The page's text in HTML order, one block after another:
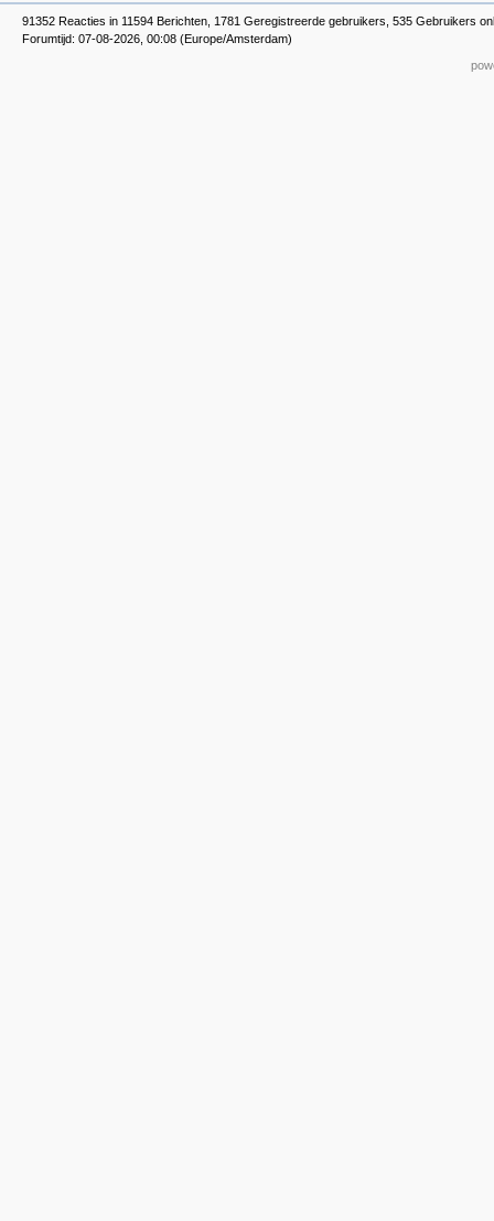
91352 Reacties in 11594 Berichten, 1781 Geregistreerde gebruikers, 535 Gebruikers
Forumtijd: 07-08-2026, 00:08 (Europe/Amsterdam)